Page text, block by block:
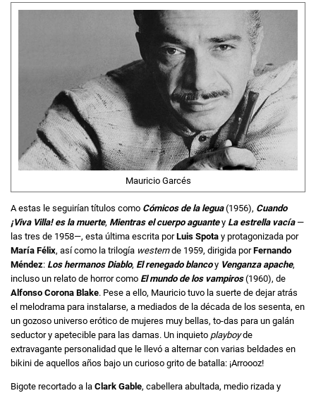
Mauricio Garcés
A estas le seguirían títulos como Cómicos de la legua(1956), Cuando
¡Viva Villa! es la muerte, Mientras el cuerpo aguantey La estrella vacía—
las tres de 1958—, esta última escrita porLuis Spota y protagonizada por
María Félix, así como la trilogía westernde 1959, dirigida porFernando
Méndez: Los hermanos Diablo, El renegado blancoy Venganza apache,
incluso un relato de horror como El mundo de los vampiros(1960), de
Alfonso Corona Blake. Pese a ello, Mauricio tuvo la suerte de dejar atrás
el melodrama para instalarse, a mediados de la década de los sesenta, en
un gozoso universo erótico de mujeres muy bellas, to-das para un galán
seductor y apetecible para las damas. Un inquieto playboyde
extravagante personalidad que le llevó a alternar con varias beldades en
bikini de aquellos años bajo un curioso grito de batalla: ¡Arroooz!
Bigote recortado a la Clark Gable, cabellera abultada, medio rizada y